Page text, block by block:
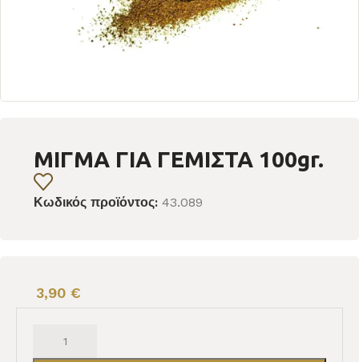
ΜΙΓΜΑ ΓΙΑ ΓΕΜΙΣΤΑ 100gr.
Κωδικός προϊόντος: 43.089
3,90 €